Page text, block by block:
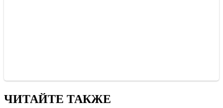
ЧИТАЙТЕ ТАКЖЕ